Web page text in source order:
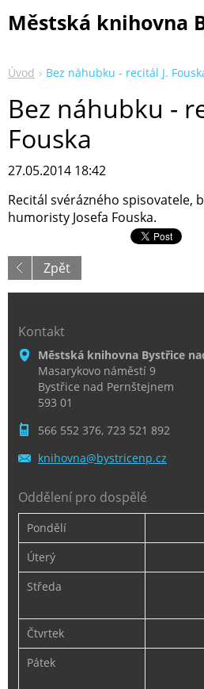
Městská knihovna
Úvod Bez náhubku - recitál J.
Bez náhubku -
Fouska
27.05.2014 18:42
Recitál svérázného spisovatele,
humoristy Josefa Fouska.
Zpět
Kontakt
Městská knihovna Bystřice
Masarykovo náměstí 9
Bystřice nad Pernštejnem
593 01
566 552 376, 723 521 892
knihovna@bystricenp.cz
Oddělení pro dospělé
Pondělí
Úterý
Středa
Čtvrtek
Pátek